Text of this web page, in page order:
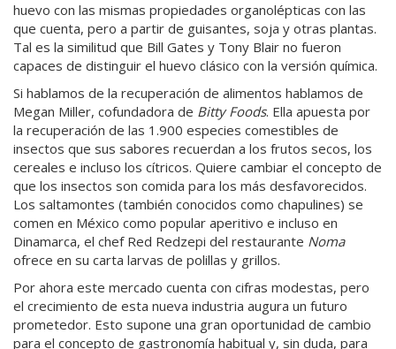
huevo con las mismas propiedades organolépticas con las
que cuenta, pero a partir de guisantes, soja y otras plantas.
Tal es la similitud que Bill Gates y Tony Blair no fueron
capaces de distinguir el huevo clásico con la versión química.
Si hablamos de la recuperación de alimentos hablamos de
Megan Miller, cofundadora de Bitty Foods. Ella apuesta por
la recuperación de las 1.900 especies comestibles de
insectos que sus sabores recuerdan a los frutos secos, los
cereales e incluso los cítricos. Quiere cambiar el concepto de
que los insectos son comida para los más desfavorecidos.
Los saltamontes (también conocidos como chapulines) se
comen en México como popular aperitivo e incluso en
Dinamarca, el chef Red Redzepi del restaurante Noma
ofrece en su carta larvas de polillas y grillos.
Por ahora este mercado cuenta con cifras modestas, pero
el crecimiento de esta nueva industria augura un futuro
prometedor. Esto supone una gran oportunidad de cambio
para el concepto de gastronomía habitual y, sin duda, para